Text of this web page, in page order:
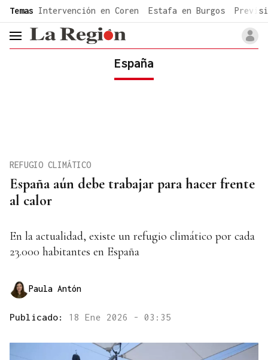
common.go-to-content
Temas Intervención en Coren Estafa en Burgos
header.menu.open
España
España aún debe trabajar para hacer frente
al calor
REFUGIO CLIMÁTICO
En la actualidad, existe un refugio climático por cada
23.000 habitantes en España
Paula Antón
Publicado: 18 Ene 2026 - 03:35